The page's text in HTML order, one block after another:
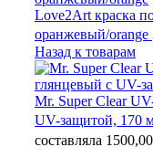
Love2Art краска
оранжевый/orange
Назад к товарам
Mr. Super Clear
UV-защитой, 170
составляла